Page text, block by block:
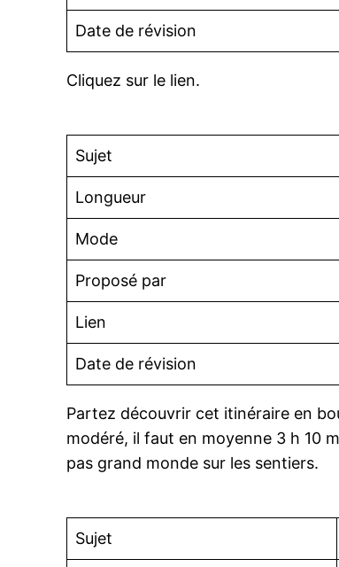
Date de révision
Cliquez sur le lien.
Sujet
Longueur
Mode
Proposé par
Lien
Date de révision
Partez découvrir cet itinéraire en
modéré, il faut en moyenne 3 h 10
pas grand monde sur les sentiers.
Sujet